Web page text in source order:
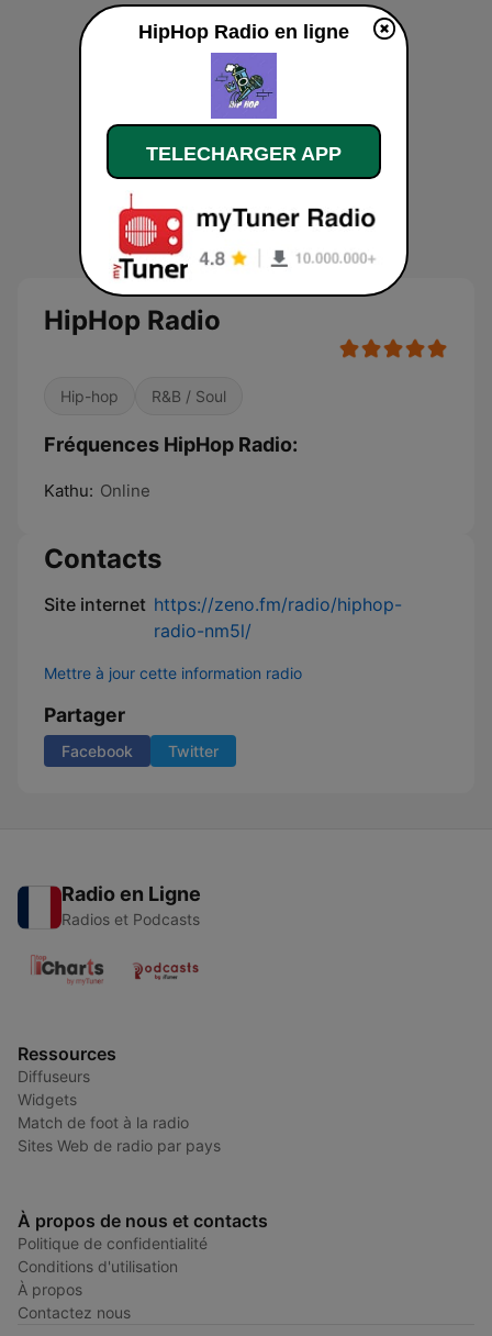
HipHop Radio
Hip-hop R&B / Soul
Fréquences HipHop Radio:
Kathu: Online
Contacts
Site internet https://zeno.fm/radio/hiphop-
radio-nm5l/
Mettre à jour cette information radio
Partager
Facebook Twitter
Radio en Ligne
Radios et Podcasts
Ressources
Diffuseurs
Widgets
Match de foot à la radio
Sites Web de radio par pays
À propos de nous et contacts
Politique de confidentialité
Conditions d'utilisation
À propos
Contactez nous
HipHop Radio en ligne
TELECHARGER APP